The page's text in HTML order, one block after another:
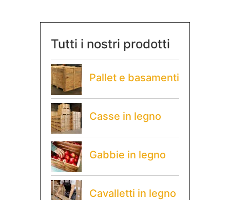
Tutti i nostri prodotti
Pallet e basamenti
Casse in legno
Gabbie in legno
Cavalletti in legno